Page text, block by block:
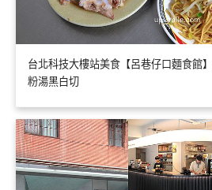
台北科技大樓站美食【呂巷仔口麵食館
粉湯黑白切